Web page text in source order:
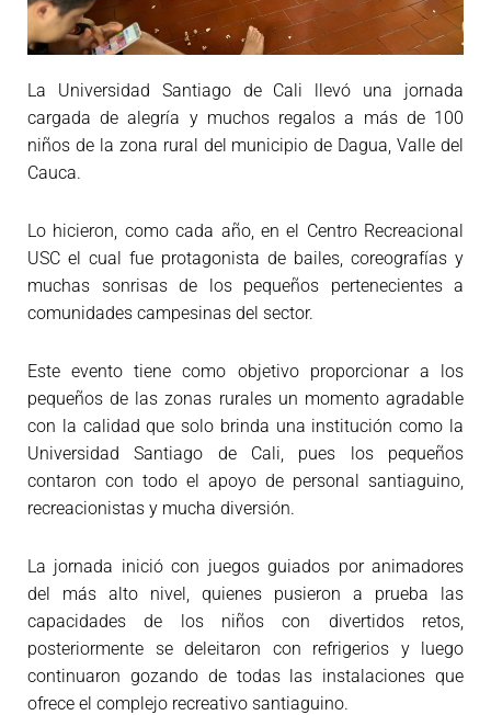
La Universidad Santiago de Cali llevó una jornada
cargada de alegría y muchos regalos a más de 100
niños de la zona rural del municipio de Dagua, Valle del
Cauca.
Lo hicieron, como cada año, en el Centro Recreacional
USC el cual fue protagonista de bailes, coreografías y
muchas sonrisas de los pequeños pertenecientes a
comunidades campesinas del sector.
Este evento tiene como objetivo proporcionar a los
pequeños de las zonas rurales un momento agradable
con la calidad que solo brinda una institución como la
Universidad Santiago de Cali, pues los pequeños
contaron con todo el apoyo de personal santiaguino,
recreacionistas y mucha diversión.
La jornada inició con juegos guiados por animadores
del más alto nivel, quienes pusieron a prueba las
capacidades de los niños con divertidos retos,
posteriormente se deleitaron con refrigerios y luego
continuaron gozando de todas las instalaciones que
ofrece el complejo recreativo santiaguino.